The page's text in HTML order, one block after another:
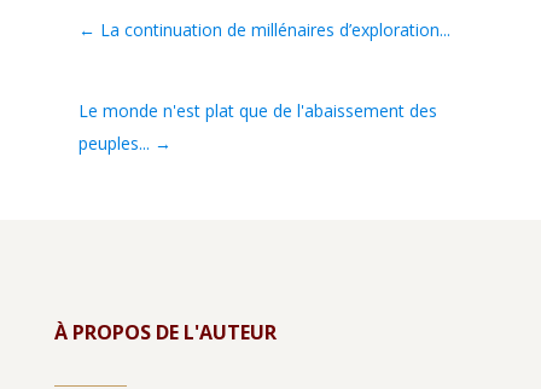
← La continuation de millénaires d’exploration...
Le monde n'est plat que de l'abaissement des
peuples... →
À PROPOS DE L'AUTEUR